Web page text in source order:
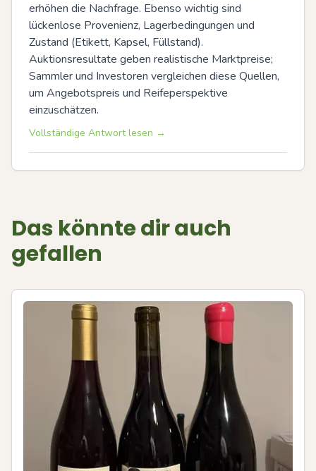
erhöhen die Nachfrage. Ebenso wichtig sind
lückenlose Provenienz, Lagerbedingungen und
Zustand (Etikett, Kapsel, Füllstand).
Auktionsresultate geben realistische Marktpreise;
Sammler und Investoren vergleichen diese Quellen,
um Angebotspreis und Reifeperspektive
einzuschätzen.
Vollständige Antwort lesen →
Das könnte dir auch
gefallen